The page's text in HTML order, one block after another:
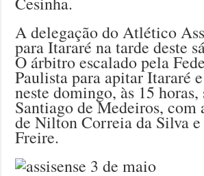
A delegação do Atlético
para Itararé na tarde deste
O árbitro escalado pela
Paulista para apitar Itararé
neste domingo, às 15 horas,
Santiago de Medeiros, com
de Nilton Correia da Silva
Freire.